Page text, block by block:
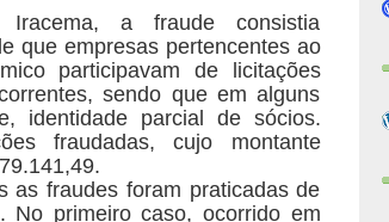
a fraude consistia
que empresas pertencentes ao
participavam de licitações
sendo que em alguns
identidade parcial de sócios.
fraudadas, cujo montante
as fraudes foram praticadas de
No primeiro caso, ocorrido em